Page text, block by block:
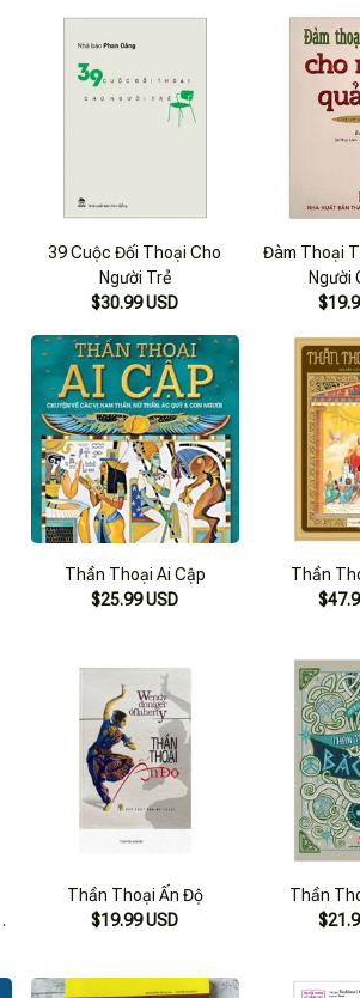
39 Cuộc Đối Thoại Cho
Người Trẻ
$30.99 USD
Đàm Thoại
Người
Thần Thoại Ai Cập
$25.99 USD
Thần
Thần Thoại Ấn Độ
$19.99 USD
Thần